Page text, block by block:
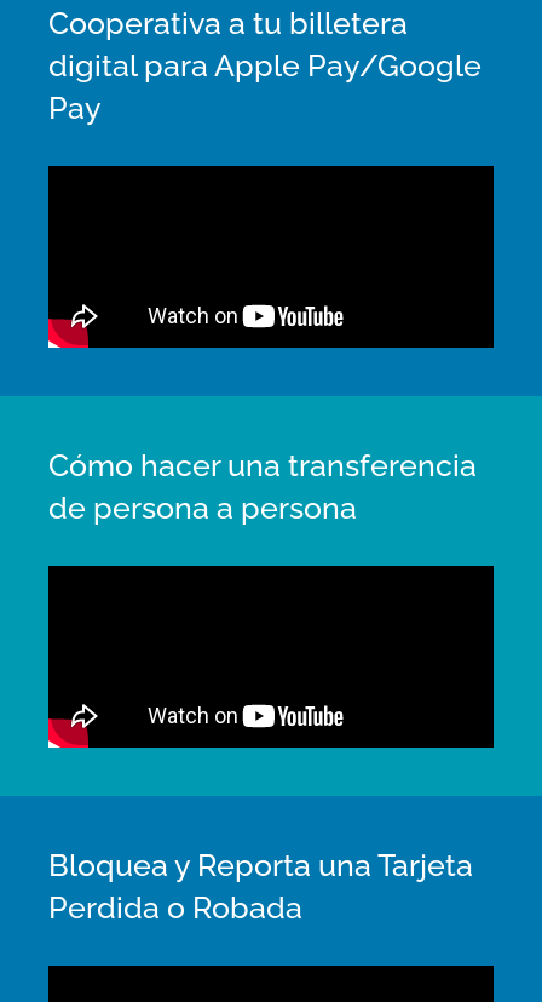
Cooperativa a tu billetera
digital para Apple Pay/Google
Pay
Cómo hacer una transferencia
de persona a persona
Bloquea y Reporta una Tarjeta
Perdida o Robada